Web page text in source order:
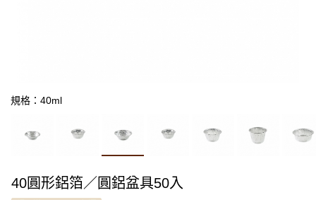
規格：40ml
40圓形鋁箔／圓鋁盆具50入